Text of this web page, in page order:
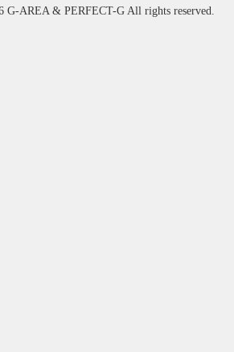
G-AREA & PERFECT-G All rights reserved.